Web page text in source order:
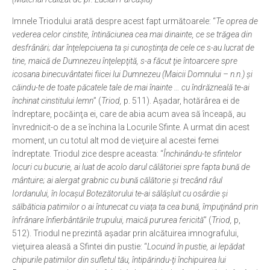
Ortodox în diaspora
Evenimente
Biserici și mănăstiri
Viață curată
Nevoințe contemporane
Familia de azi
Casa curată
Adicții și vindecări
Gadgeturi cu două tăișuri
Bucătărie biblică
Interviuri
Puncte de Vedere
Imnele Triodului arată despre acest fapt următoarele: “Te oprea de
vederea celor cinstite, întinăciunea cea mai dinainte, ce se trăgea din
desfrânări; dar înţelepciuena ta şi cunoştinţa de cele ce s-au lucrat de
tine, maică de Dumnezeu înţelepţită, s-a făcut ţie întoarcere spre
icosana binecuvântatei fiicei lui Dumnezeu (Maicii Domnului – n.n.) şi
căindu-te de toate păcatele tale de mai înainte … cu îndrăzneală te-ai
închinat cinstitului lemn” (Triod, p. 511). Aşadar, hotărârea ei de
îndreptare, pocăinţa ei, care de abia acum avea să înceapă, au
învrednicit-o de a se închina la Locurile Sfinte. A urmat din acest
moment, un cu totul alt mod de vieţuire al acestei femei
îndreptate. Triodul zice despre aceasta: “Închinându-te sfintelor
locuri cu bucurie, ai luat de acolo darul călătoriei spre fapta bună de
mântuire; ai alergat grabnic cu bună călătorie şi trecând râul
Iordanului, în locaşul Botezătorului te-ai sălăşluit cu osârdie şi
sălbăticia patimilor o ai întunecat cu viaţa ta cea bună, împuţinând prin
înfrânare înfierbântările trupului, maică pururea fericită” (Triod, p,
512). Triodul ne prezintă aşadar prin alcătuirea imnografului,
vieţuirea aleasă a Sfintei din pustie: “Locuind în pustie, ai lepădat
chipurile patimilor din sufletul tău, întipărindu-ţi închipuirea lui